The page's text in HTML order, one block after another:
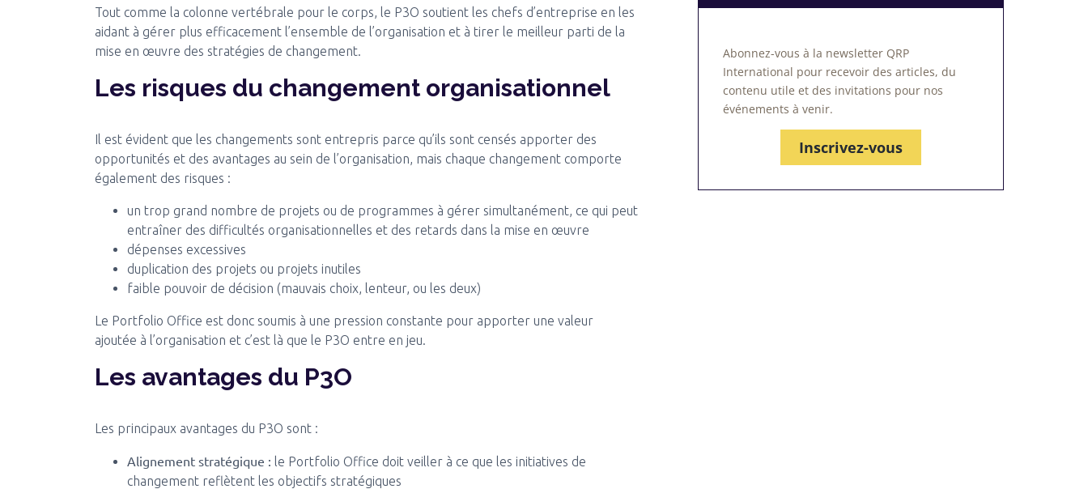
Abonnez-vous à la newsletter QRP
International pour recevoir des articles, du
contenu utile et des invitations pour nos
événements à venir.
Inscrivez-vous
Tout comme la colonne vertébrale pour le corps, le P3O soutient les chefs d’entreprise en les
aidant à gérer plus efficacement l’ensemble de l’organisation et à tirer le meilleur parti de la
mise en œuvre des stratégies de changement.
Les risques du changement organisationnel
Il est évident que les changements sont entrepris parce qu’ils sont censés apporter des
opportunités et des avantages au sein de l’organisation, mais chaque changement comporte
également des risques :
un trop grand nombre de projets ou de programmes à gérer simultanément, ce qui peut
entraîner des difficultés organisationnelles et des retards dans la mise en œuvre
dépenses excessives
duplication des projets ou projets inutiles
faible pouvoir de décision (mauvais choix, lenteur, ou les deux)
Le Portfolio Office est donc soumis à une pression constante pour apporter une valeur
ajoutée à l’organisation et c’est là que le P3O entre en jeu.
Les avantages du P3O
Les principaux avantages du P3O sont :
Alignement stratégique : le Portfolio Office doit veiller à ce que les initiatives de
changement reflètent les objectifs stratégiques